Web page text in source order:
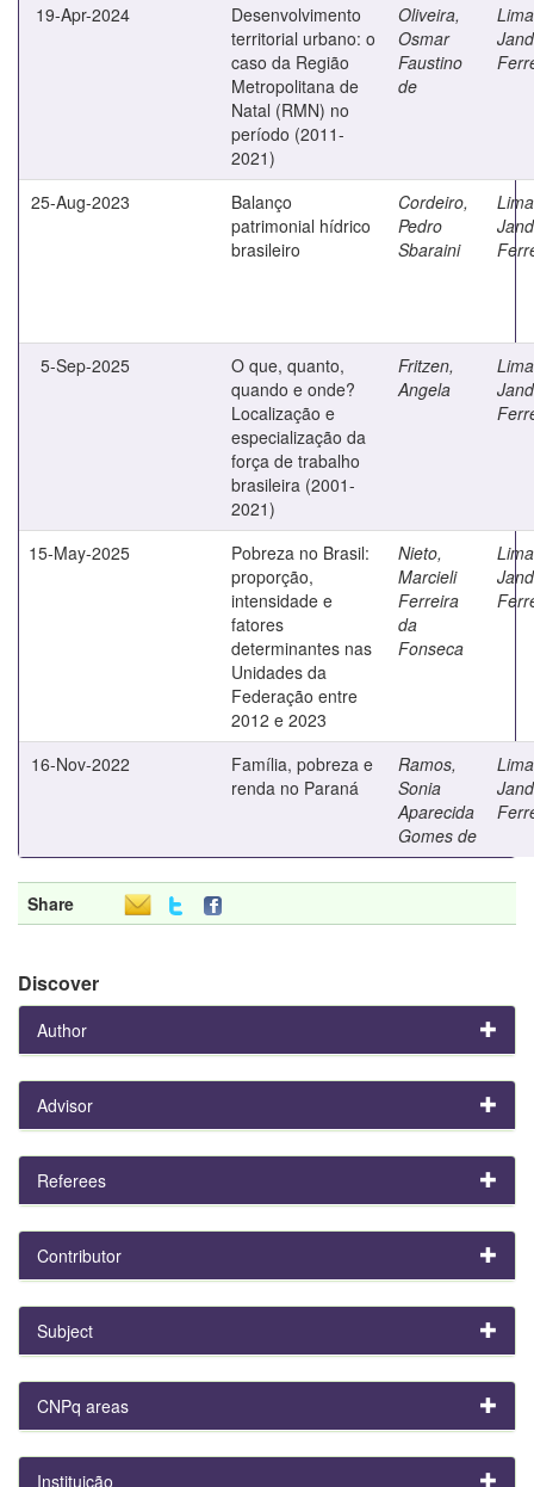
19-Apr-2024
Desenvolvimento
territorial urbano: o
caso da Região
Metropolitana de
Natal (RMN) no
período (2011-
2021)
Oliveira,
Osmar
Faustino
de
25-Aug-2023
Balanço
patrimonial hídrico
brasileiro
Cordeiro,
Pedro
Sbaraini
5-Sep-2025
O que, quanto,
quando e onde?
Localização e
especialização da
força de trabalho
brasileira (2001-
2021)
Fritzen,
Angela
15-May-2025
Pobreza no Brasil:
proporção,
intensidade e
fatores
determinantes nas
Unidades da
Federação entre
2012 e 2023
Nieto,
Marcieli
Ferreira
da
Fonseca
16-Nov-2022
Família, pobreza e
renda no Paraná
Ramos,
Sonia
Aparecida
Gomes de
Share
Discover
Author
Advisor
Referees
Contributor
Subject
CNPq areas
Instituição